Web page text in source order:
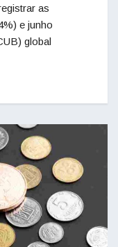
as
e junho
global